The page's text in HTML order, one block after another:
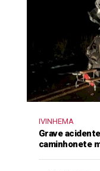
IVINHEMA
Grave
caminhonete